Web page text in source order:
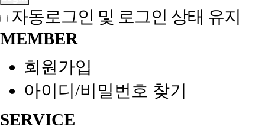
자동로그인 및 로그인 상태 유지
MEMBER
회원가입
아이디/비밀번호 찾기
SERVICE